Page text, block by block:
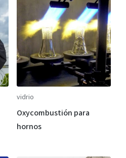
vidrio
Oxycombustión para
hornos